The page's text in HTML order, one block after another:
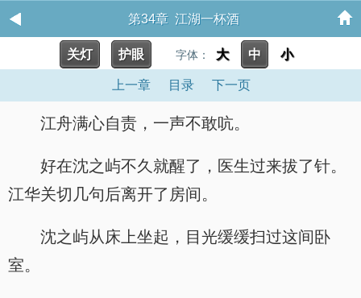
第34章 江湖一杯酒
关灯 护眼 字体： 大 中 小
上一章 目录 下一页
江舟满心自责，一声不敢吭。
好在沈之屿不久就醒了，医生过来拔了针。
江华关切几句后离开了房间。
沈之屿从床上坐起，目光缓缓扫过这间卧
室。